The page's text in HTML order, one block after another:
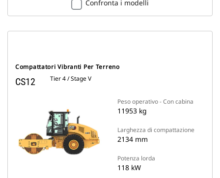
Confronta i modelli
Compattatori Vibranti Per Terreno
CS12 Tier 4 / Stage V
Peso operativo - Con cabina
11953 kg
Larghezza di compattazione
2134 mm
Potenza lorda
118 kW